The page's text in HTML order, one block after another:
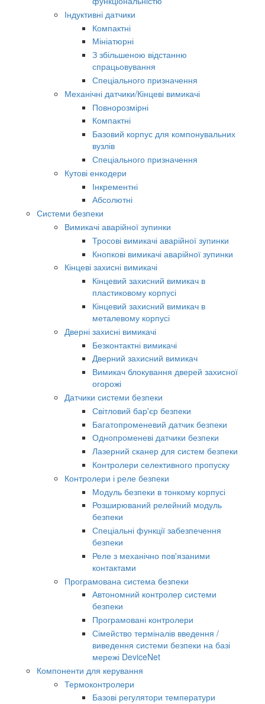
Індуктивні датчики
Компактні
Мініатюрні
З збільшеною відстанню
спрацьовування
Спеціального призначення
Механічні датчики/Кінцеві вимикачі
Повнорозмірні
Компактні
Базовий корпус для компонувальних
вузлів
Спеціального призначення
Кутові енкодери
Інкрементні
Абсолютні
Системи безпеки
Вимикачі аварійної зупинки
Тросові вимикачі аварійної зупинки
Кнопкові вимикачі аварійної зупинки
Кінцеві захисні вимикачі
Кінцевий захисний вимикач в
пластиковому корпусі
Кінцевий захисний вимикач в
металевому корпусі
Дверні захисні вимикачі
Безконтактні вимикачі
Дверний захисний вимикач
Вимикач блокування дверей захисної
огорожі
Датчики системи безпеки
Світловий бар'єр безпеки
Багатопроменевий датчик безпеки
Однопроменеві датчики безпеки
Лазерний сканер для систем безпеки
Контролери селективного пропуску
Контролери і реле безпеки
Модуль безпеки в тонкому корпусі
Розширюваний релейний модуль
безпеки
Спеціальні функції забезпечення
безпеки
Реле з механічно пов'язаними
контактами
Програмована система безпеки
Автономний контролер системи
безпеки
Програмовані контролери
Сімейство терміналів введення /
виведення системи безпеки на базі
мережі DeviceNet
Компоненти для керування
Термоконтролери
Базові регулятори температури